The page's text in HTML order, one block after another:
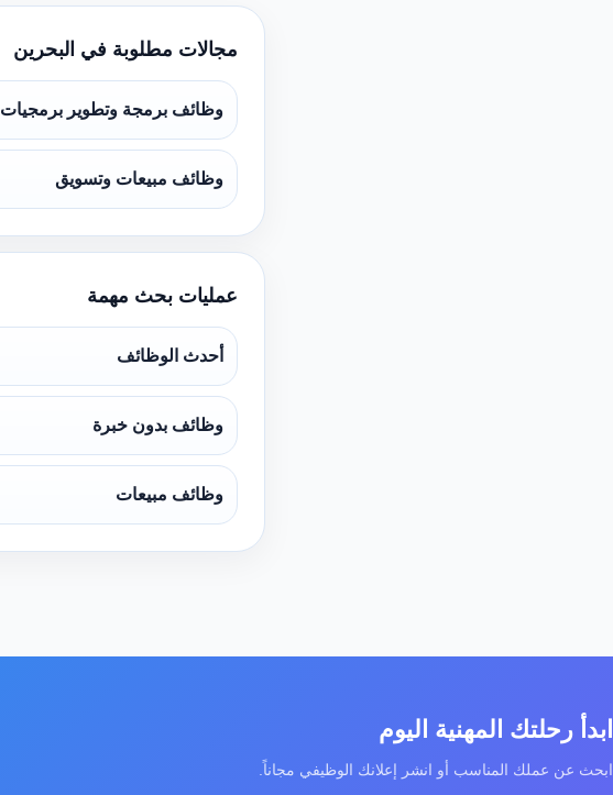
مجالات مطلوبة في البحرين
وظائف برمجة وتطوير برمجيات
وظائف مبيعات وتسويق
عمليات بحث مهمة
أحدث الوظائف
وظائف بدون خبرة
وظائف مبيعات
ابدأ رحلتك المهنية اليوم
ابحث عن عملك المناسب أو انشر إعلانك الوظيفي مجاناً.